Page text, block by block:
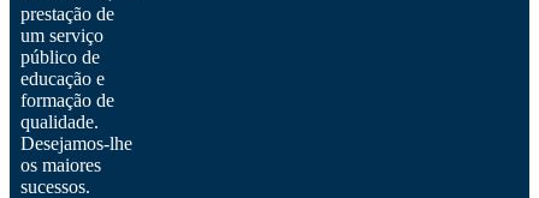
prestação de
um serviço
público de
educação e
formação de
qualidade.
Desejamos-lhe
os maiores
sucessos.